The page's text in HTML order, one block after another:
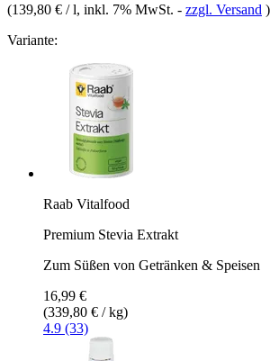
(139,80 € / l, inkl. 7% MwSt. - zzgl. Versand )
Variante:
Raab Vitalfood
Premium Stevia Extrakt
Zum Süßen von Getränken & Speisen
16,99 €
(339,80 € / kg)
4.9 (33)